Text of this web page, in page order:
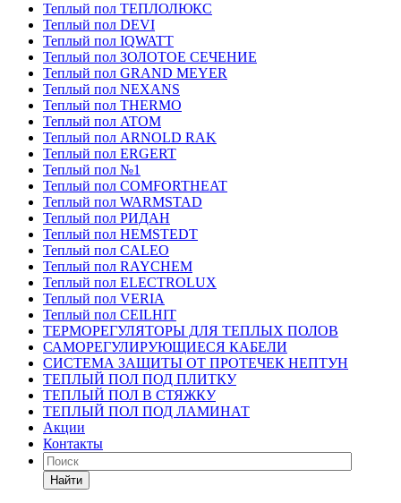
Теплый пол ТЕПЛОЛЮКС
Теплый пол DEVI
Теплый пол IQWATT
Теплый пол ЗОЛОТОЕ СЕЧЕНИЕ
Теплый пол GRAND MEYER
Теплый пол NEXANS
Теплый пол THERMO
Теплый пол ATOM
Теплый пол ARNOLD RAK
Теплый пол ERGERT
Теплый пол №1
Теплый пол COMFORTHEAT
Теплый пол WARMSTAD
Теплый пол РИДАН
Теплый пол HEMSTEDT
Теплый пол CALEO
Теплый пол RAYCHEM
Теплый пол ELECTROLUX
Теплый пол VERIA
Теплый пол CEILHIT
ТЕРМОРЕГУЛЯТОРЫ ДЛЯ ТЕПЛЫХ ПОЛОВ
САМОРЕГУЛИРУЮЩИЕСЯ КАБЕЛИ
СИСТЕМА ЗАЩИТЫ ОТ ПРОТЕЧЕК НЕПТУН
ТЕПЛЫЙ ПОЛ ПОД ПЛИТКУ
ТЕПЛЫЙ ПОЛ В СТЯЖКУ
ТЕПЛЫЙ ПОЛ ПОД ЛАМИНАТ
Акции
Контакты
Найти